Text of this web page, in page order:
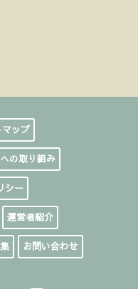
ップ
の取り組み
シー
運営者紹介
お問い合わせ